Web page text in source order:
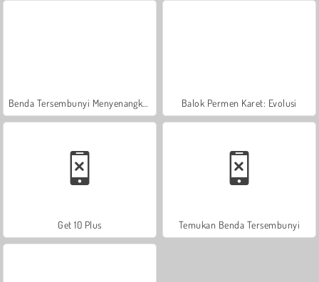
Balok Permen Karet: Evolusi
Get 10 Plus Temukan Benda Tersembunyi